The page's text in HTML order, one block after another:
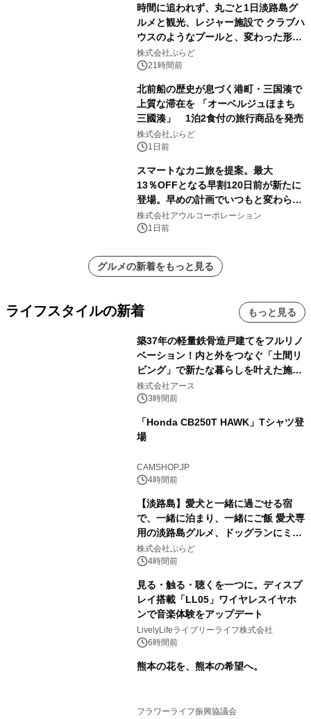
時間に追われず、丸ごと1日淡路島グ
ルメと観光、レジャー施設で クラブハ
ウスのようなプールと、変わった形の
サウナも 「THE BOXY AWAJI」のお
得な素泊まり連泊プランで
株式会社ぷらど
21時間前
北前船の歴史が息づく港町・三国湊で
上質な滞在を 「オーベルジュほまち
三國湊」 1泊2食付の旅行商品を発売
株式会社ぷらど
1日前
スマートなカニ旅を提案。最大
13％OFFとなる早割120日前が新たに
登場。早めの計画でいつもと変わらぬ
大人の冬旅を。ー夕日ヶ浦温泉「佳松
苑 別邸ふうか」ー
株式会社アウルコーポレーション
1日前
グルメの新着をもっと見る
ライフスタイルの新着 もっと見る
築37年の軽量鉄骨造戸建てをフルリノ
ベーション！内と外をつなぐ「土間リ
ビング」で新たな暮らしを叶えた施工
事例を株式会社アースが公開
株式会社アース
3時間前
「Honda CB250T HAWK」Tシャツ登
場
CAMSHOP.JP
4時間前
【淡路島】愛犬と一緒に過ごせる宿
で、一緒に泊まり、一緒にご飯 愛犬専
用の淡路島グルメ、ドッグランにミニ
プール グランピングとトレーラーハウ
スの2施設で
株式会社ぷらど
4時間前
見る・触る・聴くを一つに。ディスプ
レイ搭載「LL05」ワイヤレスイヤホ
ンで音楽体験をアップデート
LivelyLifeライブリーライフ株式会社
6時間前
熊本の花を、熊本の希望へ。
フラワーライフ振興協議会